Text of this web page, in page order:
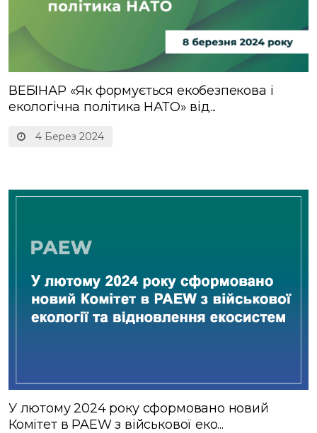
4 Берез 2024
ВЕБІНАР «Як формується екобезпекова і
екологічна політика НАТО» від...
У лютому 2024 року сформовано новий
Комітет в PAEW з військової еко...